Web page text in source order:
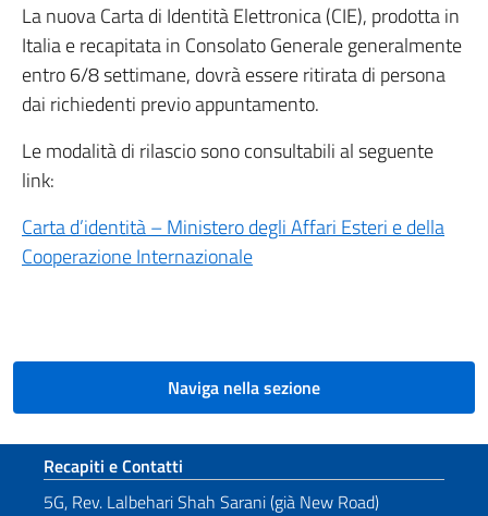
La nuova Carta di Identità Elettronica (CIE), prodotta in
Italia e recapitata in Consolato Generale generalmente
entro 6/8 settimane, dovrà essere ritirata di persona
dai richiedenti previo appuntamento.
Le modalità di rilascio sono consultabili al seguente
link:
Carta d’identità – Ministero degli Affari Esteri e della
Cooperazione Internazionale
Naviga nella sezione
Sezione footer
Recapiti e Contatti
5G, Rev. Lalbehari Shah Sarani (già New Road)